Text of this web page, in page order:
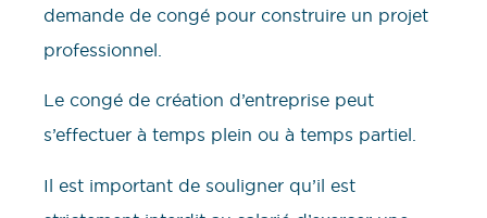
demande de congé pour construire un projet
professionnel.
Le congé de création d’entreprise peut
s’effectuer à temps plein ou à temps partiel.
Il est important de souligner qu’il est